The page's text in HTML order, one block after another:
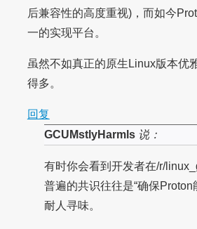
后兼容性的高度重视)，而如今
一的实现平台。
虽然不如真正的原生Linux版本优
得多。
回复
GCUMstlyHarmls说：
有时你会看到开发者在/r/
普遍的共识往往是“确保
耐人寻味。